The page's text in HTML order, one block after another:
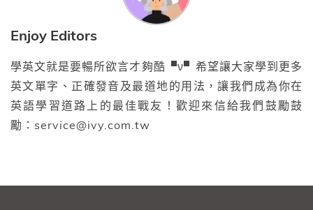
Enjoy Editors
學英文就是要暢所欲言才夠酷▝ν▘希望讓大家學到更多
英文單字、正確發音及最道地的用法，讓我們成為你在
英語學習道路上的最佳戰友！歡迎來信給我們鼓勵鼓
勵：service@ivy.com.tw